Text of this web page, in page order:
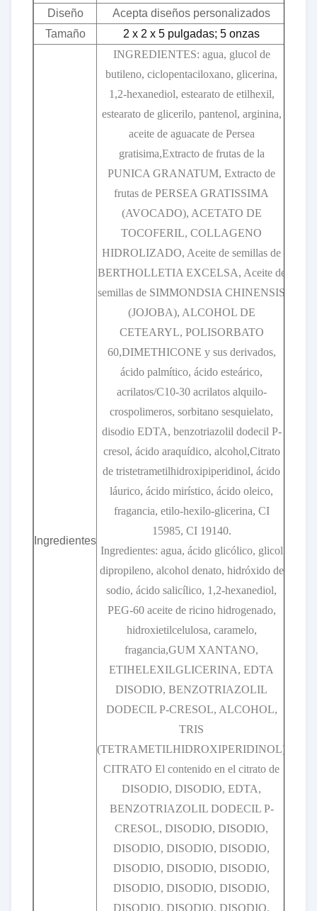
Diseño
Acepta diseños personalizados
Tamaño
2 x 2 x 5 pulgadas; 5 onzas
Ingredientes
INGREDIENTES: agua, glucol de
butileno, ciclopentaciloxano, glicerina,
1,2-hexanediol, estearato de etilhexil,
estearato de glicerilo, pantenol, arginina,
aceite de aguacate de Persea
gratisima,Extracto de frutas de la
PUNICA GRANATUM, Extracto de
frutas de PERSEA GRATISSIMA
(AVOCADO), ACETATO DE
TOCOFERIL, COLLAGENO
HIDROLIZADO, Aceite de semillas de
BERTHOLLETIA EXCELSA, Aceite de
semillas de SIMMONDSIA CHINENSIS
(JOJOBA), ALCOHOL DE
CETEARYL, POLISORBATO
60,DIMETHICONE y sus derivados,
ácido palmítico, ácido esteárico,
acrilatos/C10-30 acrilatos alquilo-
crospolimeros, sorbitano sesquielato,
disodio EDTA, benzotriazolil dodecil P-
cresol, ácido araquídico, alcohol,Citrato
de tristetrametilhidroxipiperidinol, ácido
láurico, ácido mirístico, ácido oleico,
fragancia, etilo-hexilo-glicerina, CI
15985, CI 19140.
Ingredientes: agua, ácido glicólico, glicol
dipropileno, alcohol denato, hidróxido de
sodio, ácido salicílico, 1,2-hexanediol,
PEG-60 aceite de ricino hidrogenado,
hidroxietilcelulosa, caramelo,
fragancia,GUM XANTANO,
ETIHELEXILGLICERINA, EDTA
DISODIO, BENZOTRIAZOLIL
DODECIL P-CRESOL, ALCOHOL,
TRIS
(TETRAMETILHIDROXIPERIDINOL)
CITRATO El contenido en el citrato de
DISODIO, DISODIO, EDTA,
BENZOTRIAZOLIL DODECIL P-
CRESOL, DISODIO, DISODIO,
DISODIO, DISODIO, DISODIO,
DISODIO, DISODIO, DISODIO,
DISODIO, DISODIO, DISODIO,
DISODIO, DISODIO, DISODIO,